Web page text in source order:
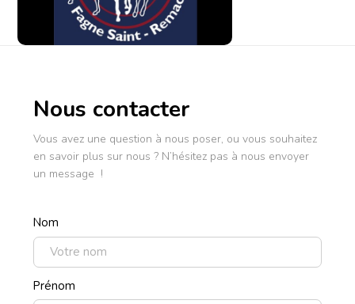
Nous contacter
Vous avez une question à nous poser, ou vous souhaitez
en savoir plus sur nous ? N’hésitez pas à nous envoyer
un message !
Nom
Prénom